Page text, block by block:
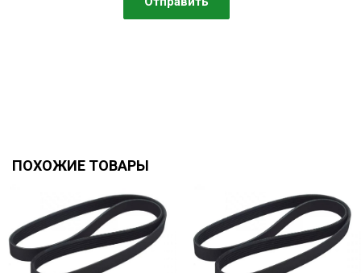
ПОХОЖИЕ ТОВАРЫ